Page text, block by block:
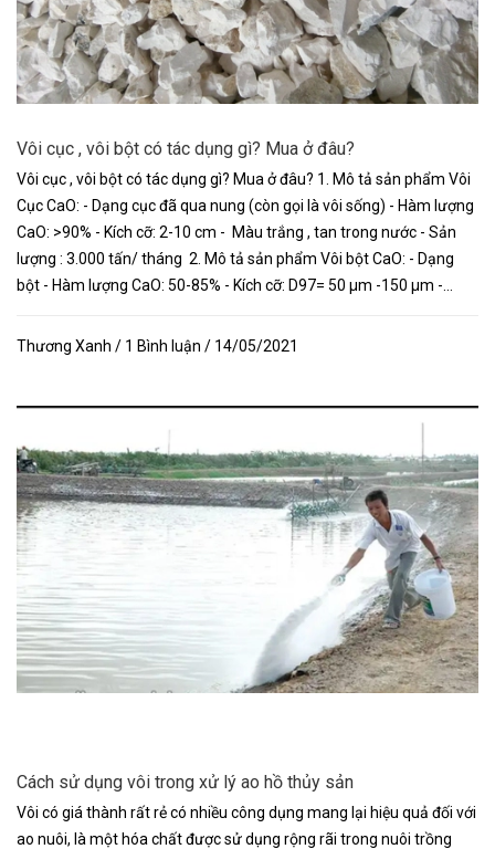
Vôi cục , vôi bột có tác dụng gì? Mua ở đâu?
Vôi cục , vôi bột có tác dụng gì? Mua ở đâu? 1. Mô tả sản phẩm Vôi
Cục CaO: - Dạng cục đã qua nung (còn gọi là vôi sống) - Hàm lượng
CaO: >90% - Kích cỡ: 2-10 cm - Màu trắng , tan trong nước - Sản
lượng : 3.000 tấn/ tháng 2. Mô tả sản phẩm Vôi bột CaO: - Dạng
bột - Hàm lượng CaO: 50-85% - Kích cỡ: D97= 50 µm -150 µm -...
Thương Xanh / 1 Bình luận / 14/05/2021
Cách sử dụng vôi trong xử lý ao hồ thủy sản
Vôi có giá thành rất rẻ có nhiều công dụng mang lại hiệu quả đối với
ao nuôi, là một hóa chất được sử dụng rộng rãi trong nuôi trồng